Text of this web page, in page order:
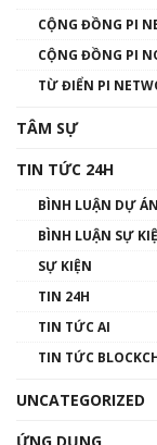
CỘNG ĐỒNG PI
CỘNG ĐỒNG PI
TỪ ĐIỂN PI
TÂM SỰ
TIN TỨC 24H
BÌNH LUẬN DỰ ÁN
BÌNH LUẬN SỰ
SỰ KIỆN
TIN 24H
TIN TỨC AI
TIN TỨC
UNCATEGORIZED
ỨNG DỤNG